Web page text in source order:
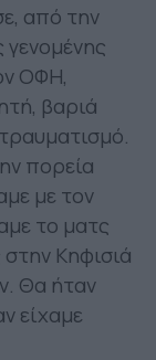
από την
ΟΦΗ,
βαριά
πορεία
με τον
το ματς
Κηφισιά
Θα ήταν
είχαμε